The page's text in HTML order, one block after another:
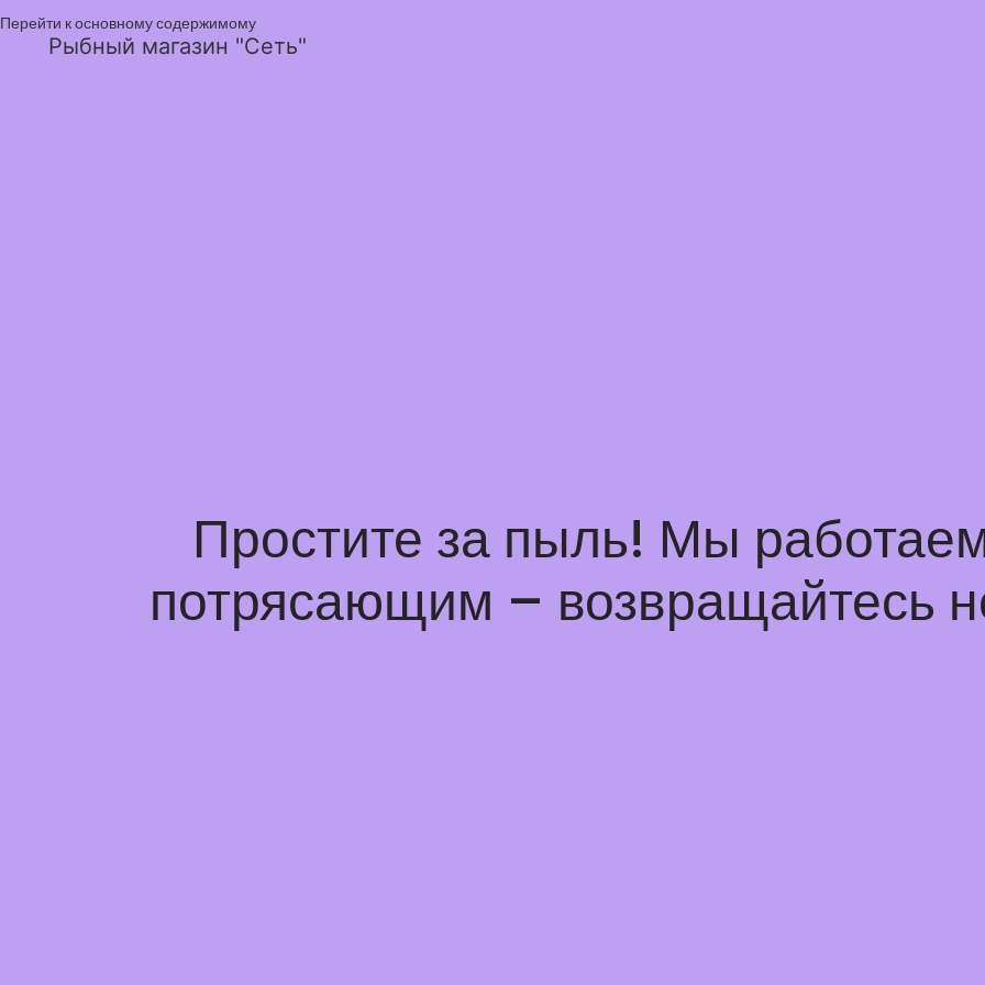
Перейти к основному содержимому
Рыбный магазин "Сеть"
Простите за пыль! Мы
потрясающим – возвращайтесь